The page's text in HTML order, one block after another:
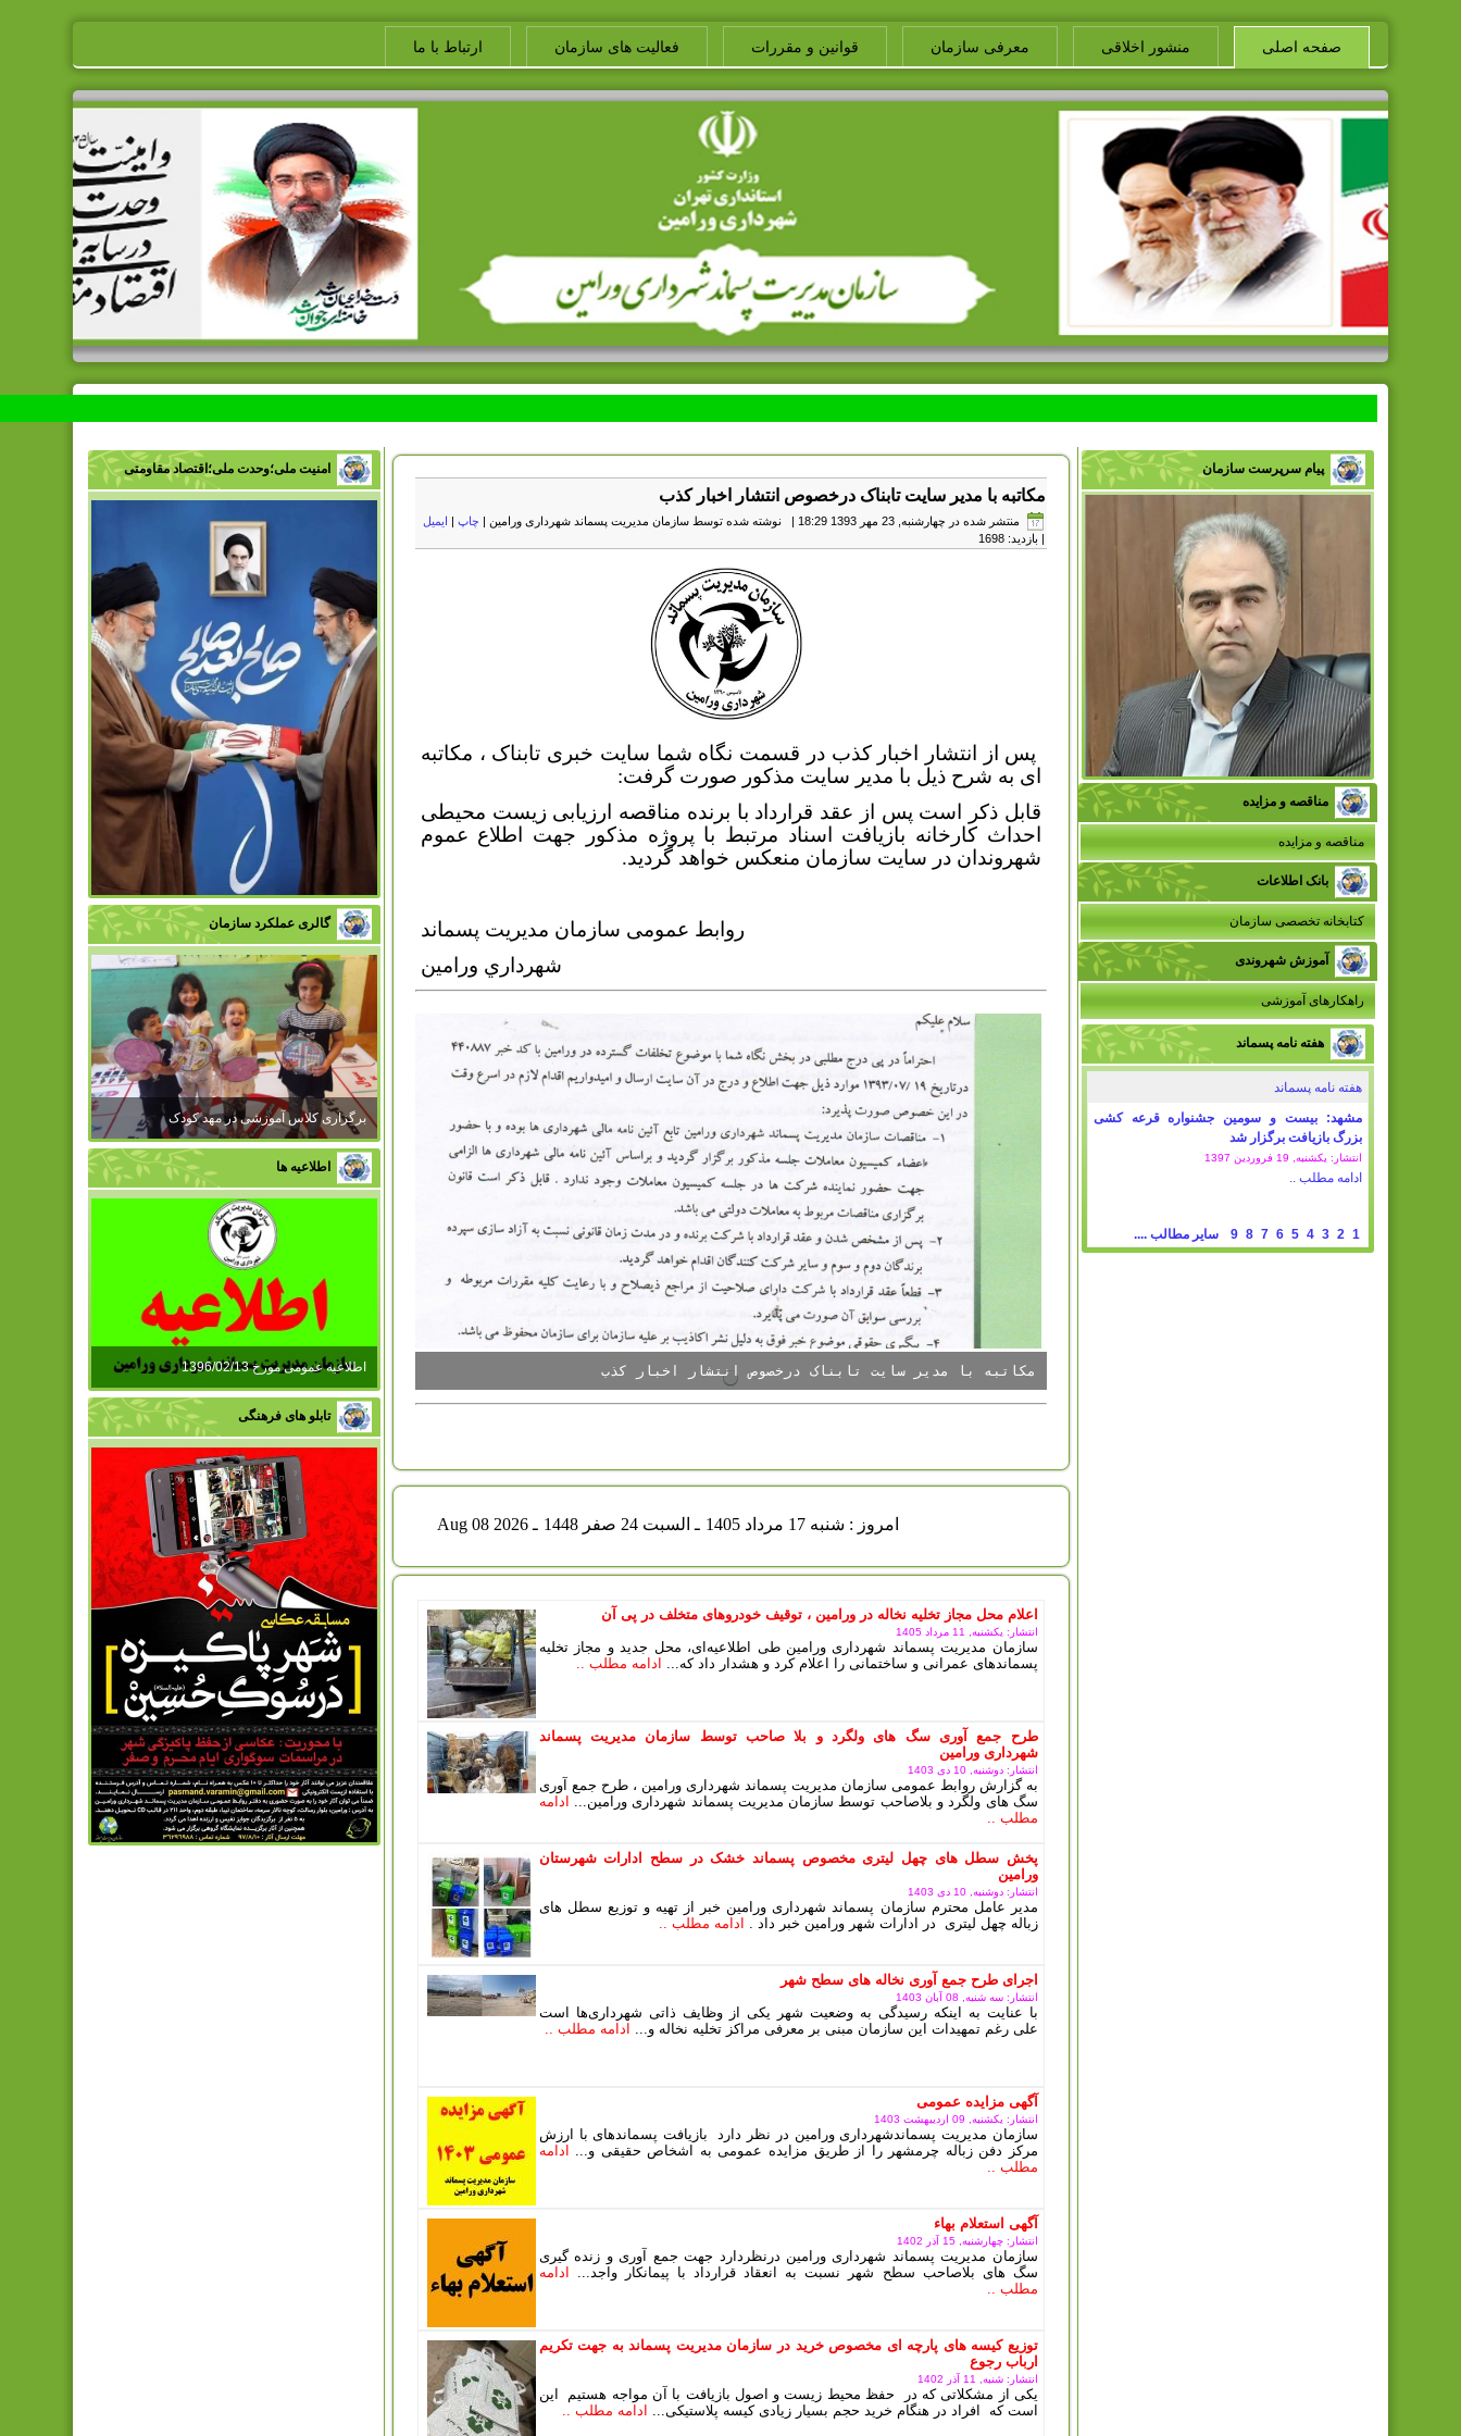
صفحه اصلی منشور اخلاقی معرفی سازمان قوانین و مقررات فعالیت های سازمان ارتباط با ما
پیام سرپرست سازمان
مناقصه و مزایده
مناقصه و مزایده
بانک اطلاعات
کتابخانه تخصصی سازمان
آموزش شهروندی
راهکارهای آموزشی
هفته نامه پسماند
هفته نامه پسماند
مشهد: بیست و سومین جشنواره قرعه کشی
بزرگ بازیافت برگزار شد
انتشار: یکشنبه, 19 فروردين 1397
ادامه مطلب ..
1
2
3
4
5
6
7
8
9 سایر مطالب ....
مکاتبه با مدیر سایت تابناک درخصوص انتشار اخبار کذب
منتشر شده در چهارشنبه, 23 مهر 1393 18:29 | نوشته شده توسط سازمان مدیریت پسماند شهرداری ورامین | چاپ | ایمیل
| بازدید: 1698
پس از انتشار اخبار کذب در قسمت نگاه شما سایت خبری تابناک ، مکاتبه
ای به شرح ذیل با مدیر سایت مذکور صورت گرفت:
قابل ذکر است پس از عقد قرارداد با برنده مناقصه ارزیابی زیست محیطی
احداث کارخانه بازیافت اسناد مرتبط با پروژه مذکور جهت اطلاع عموم
شهروندان در سایت سازمان منعکس خواهد گردید.
روابط عمومی سازمان مديريت پسماند
شهرداري ورامين
مکاتبه با مدیر سایت تابناک درخصوص انتشار اخبار کذب
امروز : شنبه 17 مرداد 1405 ـ السبت 24 صفر 1448 ـ Aug 08 2026
اعلام محل مجاز تخلیه نخاله در ورامین ، توقیف خودروهای متخلف در پی آن
انتشار: یکشنبه, 11 مرداد 1405
سازمان مدیریت پسماند شهرداری ورامین طی اطلاعیه‌ای، محل جدید و مجاز تخلیه
پسماندهای عمرانی و ساختمانی را اعلام کرد و هشدار داد که... ادامه مطلب ..
طرح جمع آوری سگ های ولگرد و بلا صاحب توسط سازمان مدیریت پسماند
شهرداری ورامین
انتشار: دوشنبه, 10 دی 1403
به گزارش روابط عمومی سازمان مدیریت پسماند شهرداری ورامین ، طرح جمع آوری
سگ های ولگرد و بلاصاحب توسط سازمان مدیریت پسماند شهرداری ورامین... ادامه
مطلب ..
پخش سطل های چهل لیتری مخصوص پسماند خشک در سطح ادارات شهرستان
ورامین
انتشار: دوشنبه, 10 دی 1403
مدیر عامل محترم سازمان پسماند شهرداری ورامین خبر از تهیه و توزیع سطل های
زباله چهل لیتری در ادارات شهر ورامین خبر داد . ادامه مطلب ..
اجرای طرح جمع آوری نخاله های سطح شهر
انتشار: سه شنبه, 08 آبان 1403
با عنایت به اینکه رسیدگی به وضعیت شهر یکی از وظایف ذاتی شهرداری‌ها است
علی رغم تمهیدات این سازمان مبنی بر معرفی مراکز تخلیه نخاله و... ادامه مطلب ..
آگهی مزایده عمومی
انتشار: یکشنبه, 09 ارديبهشت 1403
سازمان مدیریت پسماندشهرداری ورامین در نظر دارد بازیافت پسماندهای با ارزش
مرکز دفن زباله چرمشهر را از طریق مزایده عمومی به اشخاص حقیقی و... ادامه
مطلب ..
آگهی استعلام بهاء
انتشار: چهارشنبه, 15 آذر 1402
سازمان مدیریت پسماند شهرداری ورامین درنظردارد جهت جمع آوری و زنده گیری
سگ های بلاصاحب سطح شهر نسبت به انعقاد قرارداد با پیمانکار واجد...
ادامه
مطلب ..
توزیع کیسه های پارچه ای مخصوص خرید در سازمان مدیریت پسماند به جهت تکریم
ارباب رجوع
انتشار: شنبه, 11 آذر 1402
یکی از مشکلاتی که در حفظ محیط زیست و اصول بازیافت با آن مواجه هستیم این
است که افراد در هنگام خرید حجم بسیار زیادی کیسه پلاستیکی... ادامه مطلب ..
امنیت ملی؛وحدت ملی؛اقتصاد مقاومتی
گالری عملکرد سازمان
برگزاری کلاس آموزشی در مهد کودک
اطلاعیه ها
اطلاعیه عمومی مورخ 1396/02/13
تابلو های فرهنگی